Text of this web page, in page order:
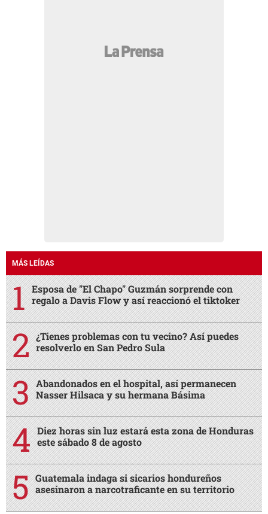
MÁS LEÍDAS
Esposa de "El Chapo" Guzmán sorprende con
regalo a Davis Flow y así reaccionó el tiktoker
¿Tienes problemas con tu vecino? Así puedes
resolverlo en San Pedro Sula
Abandonados en el hospital, así permanecen
Nasser Hilsaca y su hermana Básima
Diez horas sin luz estará esta zona de Honduras
este sábado 8 de agosto
Guatemala indaga si sicarios hondureños
asesinaron a narcotraficante en su territorio